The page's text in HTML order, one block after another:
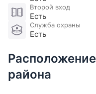
Второй вход
Есть
Служба охраны
Есть
района